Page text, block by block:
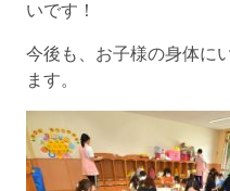
いです！
今後も、お子様の身体に
ます。